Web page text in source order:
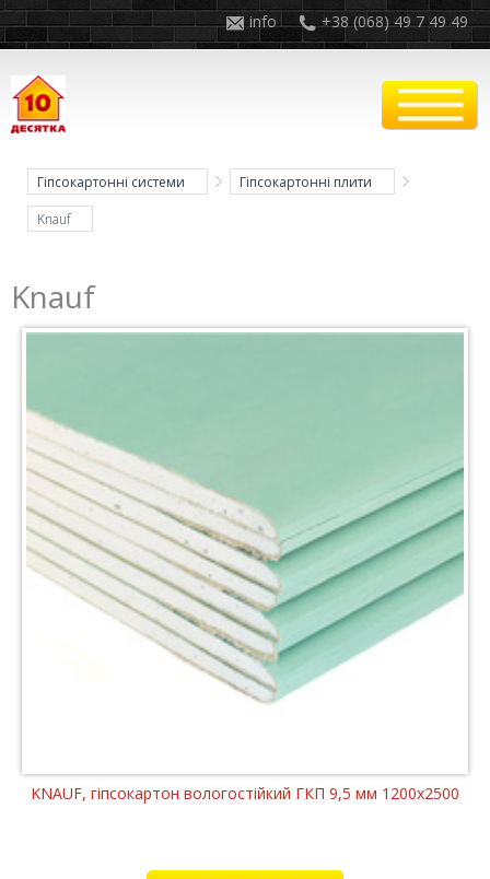
+38 (068) 49 7 49 49
info
Гіпсокартонні системи
Гіпсокартонні плити
Knauf
Knauf
KNAUF, гіпсокартон вологостійкий ГКП 9,5 мм 1200x2500